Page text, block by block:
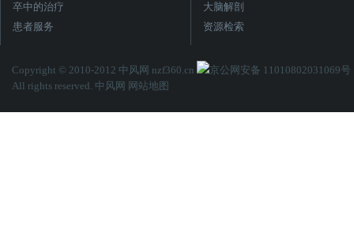
卒中的治疗
患者服务
大脑解剖
资源检索
Copyright © 2010-2012 中风网 nzf360.cn
京公网安备 11010802031069号
All rights reserved. 中风网 网站地图